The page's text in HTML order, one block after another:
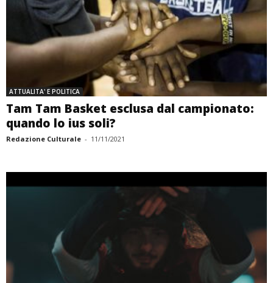
ATTUALITA' E POLITICA
Tam Tam Basket esclusa dal campionato:
quando lo ius soli?
Redazione Culturale - 11/11/2021